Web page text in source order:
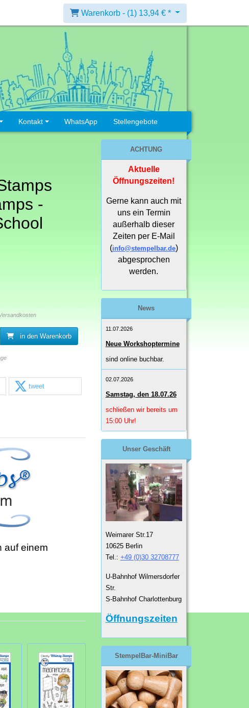
Warenkorb - (1) 13,94 € *
Kontakt WhatsApp Stellengebote
-
in den Warenkorb
tweet
auf einem
ACHTUNG
Aktuelle
Öffnungszeiten!
Gerne kann auch mit
uns ein Termin
außerhalb dieser
Zeiten per E-Mail
(info@stempelbar.de)
abgesprochen
werden.
News
11.07.2026
Neue Workshoptermine
sind online buchbar.
02.07.2026
Samstag, den 18.07.26
schließen wir bereits um
15:00 Uhr!
Unser Geschäft
Weimarer Str.17
10625 Berlin
Tel.: +49 (0)30 32708777
U-Bahnhof Wilmersdorfer
Str.
S-Bahnhof Charlottenburg
Öffnungszeiten
StempelBar-MiniBar